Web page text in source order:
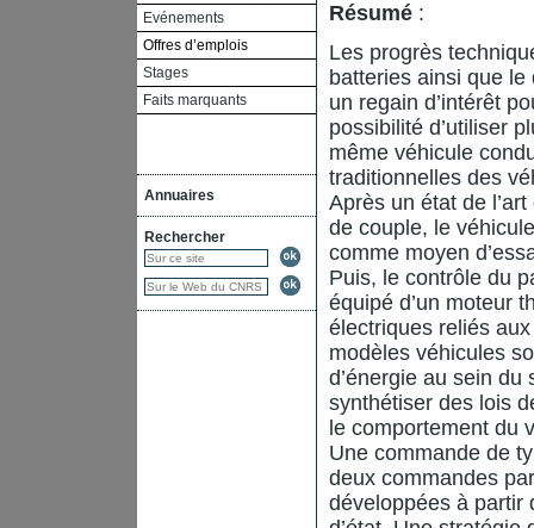
Evénements
Offres d’emplois
Stages
Faits marquants
Annuaires
Rechercher
Résumé :
Les progrès
batteries ainsi que
un regain d’intérêt
possibilité d’utiliser
même véhicule
traditionnelles des
Après un état de
de couple, le
comme moyen
Puis, le contrôle du
équipé d’un moteur
électriques reliés
modèles véhicules
d’énergie au sein du
synthétiser des lois
le comportement du
Une commande de
deux commandes
développées à partir